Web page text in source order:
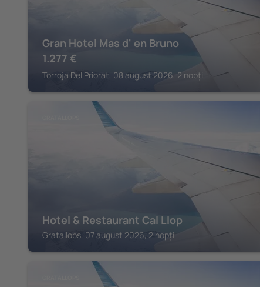
Gran Hotel Mas d' en Bruno
1.277 €
Torroja Del Priorat, 08 august 2026, 2 nopți
Hotel & Restaurant Cal Llop
Gratallops, 07 august 2026, 2 nopți